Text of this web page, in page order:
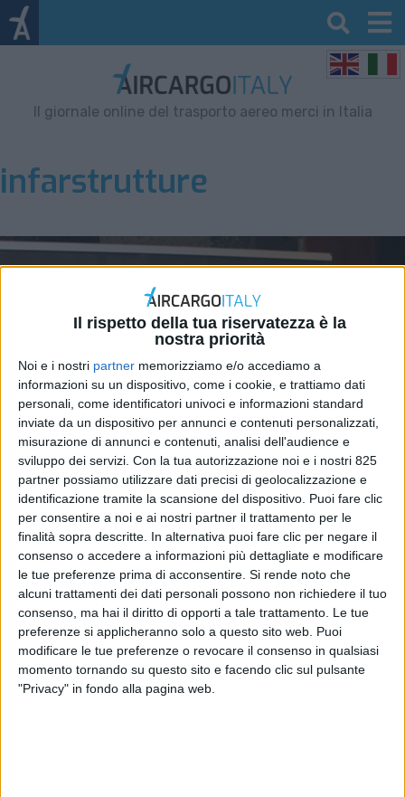
Il rispetto della tua riservatezza è la
nostra priorità
Noi e i nostri partner memorizziamo e/o accediamo a
informazioni su un dispositivo, come i cookie, e trattiamo dati
personali, come identificatori univoci e informazioni standard
inviate da un dispositivo per annunci e contenuti personalizzati,
misurazione di annunci e contenuti, analisi dell'audience e
sviluppo dei servizi. Con la tua autorizzazione noi e i nostri 825
partner possiamo utilizzare dati precisi di geolocalizzazione e
identificazione tramite la scansione del dispositivo. Puoi fare clic
per consentire a noi e ai nostri partner il trattamento per le
finalità sopra descritte. In alternativa puoi fare clic per negare il
consenso o accedere a informazioni più dettagliate e modificare
le tue preferenze prima di acconsentire. Si rende noto che
alcuni trattamenti dei dati personali possono non richiedere il tuo
consenso, ma hai il diritto di opporti a tale trattamento. Le tue
preferenze si applicheranno solo a questo sito web. Puoi
modificare le tue preferenze o revocare il consenso in qualsiasi
momento tornando su questo sito e facendo clic sul pulsante
"Privacy" in fondo alla pagina web.
Il giornale online del trasporto aereo merci in Italia
infarstrutture
I 7 vizi capitali della logistica
italiana secondo Betty
Schiavoni (Alsea)
ESTERO 22 GIUGNO 2018